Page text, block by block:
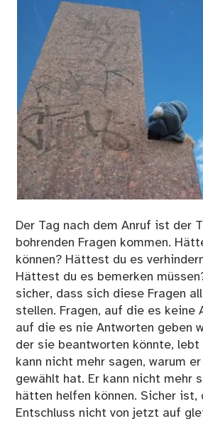
Der Tag nach dem Anruf ist der
bohrenden Fragen kommen.
können? Hättest du es
Hättest du es bemerken
sicher, dass sich diese Fragen
stellen. Fragen, auf die es keine
auf die es nie Antworten geben
der sie beantworten könnte, lebt
kann nicht mehr sagen, warum
gewählt hat. Er kann nicht mehr
hätten helfen können. Sicher ist,
Entschluss nicht von jetzt auf